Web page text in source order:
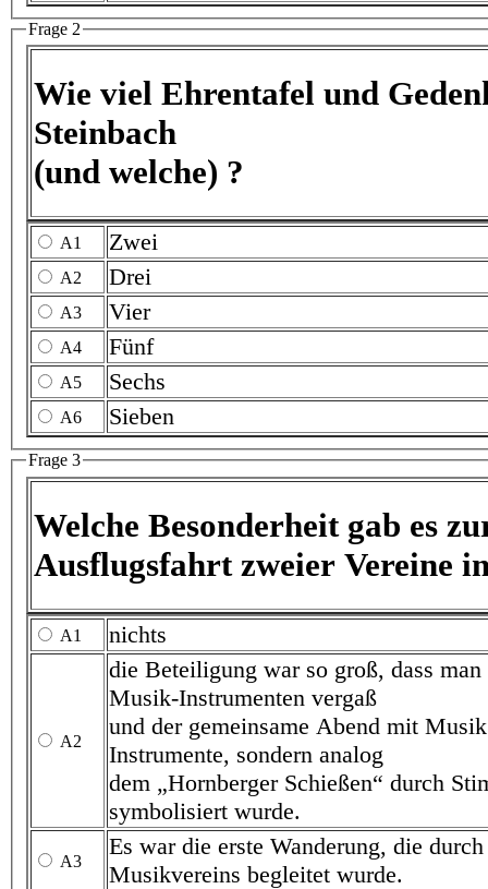
Frage 2
Wie viel Ehrentafel und Gedenksteine
Steinbach
(und welche) ?
A1 Zwei
A2 Drei
A3 Vier
A4 Fünf
A5 Sechs
A6 Sieben
Frage 3
Welche Besonderheit gab es zur
A1 nichts
A2
die Beteiligung war so groß, dass man den Anhänger
Musik-Instrumenten vergaß
und der gemeinsame Abend mit Musik nicht durch
Instrumente, sondern analog
dem „Hornberger Schießen“ durch
symbolisiert wurde.
A3
Es war die erste Wanderung, die durch Marschmusik
Musikvereins begleitet wurde.